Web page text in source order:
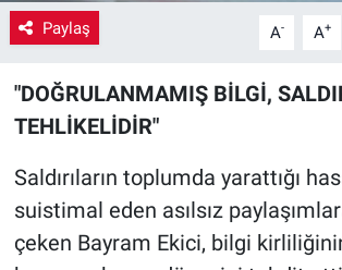
Paylaş A- A+
"DOĞRULANMAMIŞ BİLGİ,
TEHLİKELİDİR"
Saldırıların toplumda yarattığı
suistimal eden asılsız
çeken Bayram Ekici, bilgi